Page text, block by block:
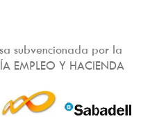
subvencionada por la
EMPLEO Y HACIENDA